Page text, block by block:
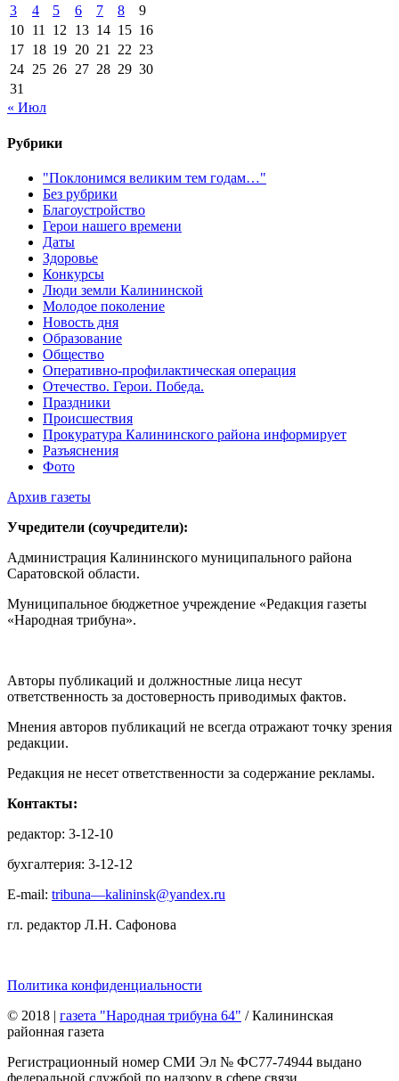
3
4 5 6 7 8
9
10 11 12 13 14 15 16
17 18 19 20 21 22 23
24 25 26 27 28 29 30
31
« Июл
Рубрики
"Поклонимся великим тем годам…"
Без рубрики
Благоустройство
Герои нашего времени
Даты
Здоровье
Конкурсы
Люди земли Калининской
Молодое поколение
Новость дня
Образование
Общество
Оперативно-профилактическая операция
Отечество. Герои. Победа.
Праздники
Происшествия
Прокуратура Калининского района информирует
Разъяснения
Фото
Архив газеты
Учредители (соучредители):
Администрация Калининского муниципального района
Саратовской области.
Муниципальное бюджетное учреждение «Редакция газеты
«Народная трибуна».
Авторы публикаций и должностные лица несут
ответственность за достоверность приводимых фактов.
Мнения авторов публикаций не всегда отражают точку зрения
редакции.
Редакция не несет ответственности за содержание рекламы.
Контакты:
редактор: 3-12-10
бухгалтерия: 3-12-12
E-mail: tribuna—kalininsk@yandex.ru
гл. редактор Л.Н. Сафонова
Политика конфиденциальности
© 2018 | газета "Народная трибуна 64" / Калининская
районная газета
Регистрационный номер СМИ Эл № ФС77-74944 выдано
федеральной службой по надзору в сфере связи,